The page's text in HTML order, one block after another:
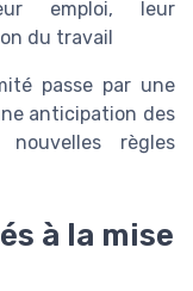
emploi, leur
du travail
passe par une
anticipation des
règles
à la mise